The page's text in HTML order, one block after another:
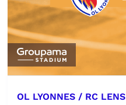
OL LYONNES / RC LENS